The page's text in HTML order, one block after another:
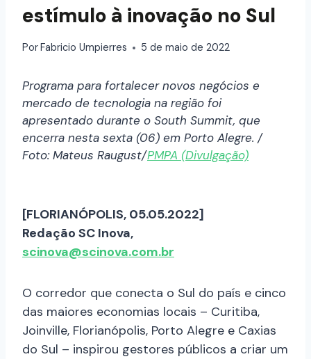
estímulo à inovação no Sul
PorFabricio Umpierres 5 de maio de 2022
Programa para fortalecer novos negócios e
mercado de tecnologia na região foi
apresentado durante o South Summit, que
encerra nesta sexta (06) em Porto Alegre. /
Foto: Mateus Raugust/PMPA (Divulgação)
[FLORIANÓPOLIS, 05.05.2022]
Redação SC Inova,
scinova@scinova.com.br
O corredor que conecta o Sul do país e cinco
das maiores economias locais – Curitiba,
Joinville, Florianópolis, Porto Alegre e Caxias
do Sul – inspirou gestores públicos a criar um